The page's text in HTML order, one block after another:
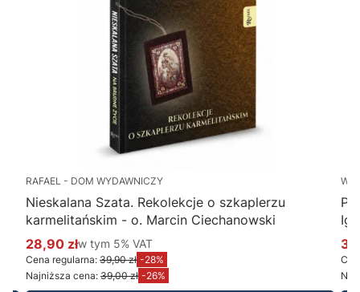
RAFAEL - DOM WYDAWNICZY
Nieskalana Szata. Rekolekcje o szkaplerzu
karmelitańskim - o. Marcin Ciechanowski
Cena promocyjna brutto
28,90 złw tym %s VAT
w tym 5% VAT
Cena regularna: 39,90 zł -28%
Najniższa cena: 39,00 zł -26%